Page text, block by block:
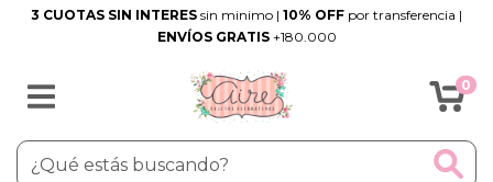
3 CUOTAS SIN INTERES sin minimo | 10% OFF por transferencia |
ENVÍOS GRATIS+180.000
0